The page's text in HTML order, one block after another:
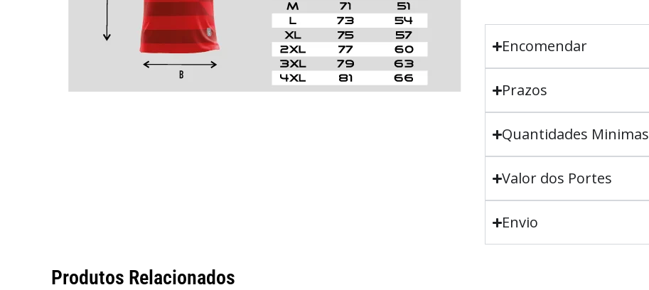
Encomendar
Prazos
Quantidades Minimas
Valor dos Portes
Envio
Produtos Relacionados